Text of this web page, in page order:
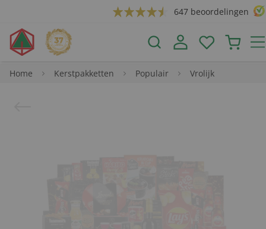
647 beoordelingen
Home Kerstpakketten Populair Vrolijk